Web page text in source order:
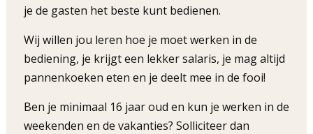
je de gasten het beste kunt bedienen.
Wij willen jou leren hoe je moet werken in de
bediening, je krijgt een lekker salaris, je mag altijd
pannenkoeken eten en je deelt mee in de fooi!
Ben je minimaal 16 jaar oud en kun je werken in de
weekenden en de vakanties? Solliciteer dan